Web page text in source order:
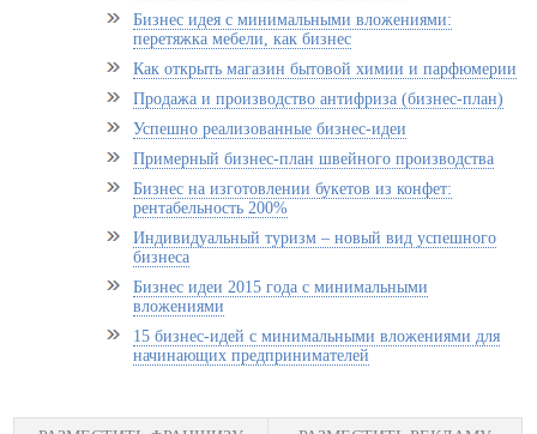
Бизнес идея с минимальными вложениями:
перетяжка мебели, как бизнес
Как открыть магазин бытовой химии и парфюмерии
Продажа и производство антифриза (бизнес-план)
Успешно реализованные бизнес-идеи
Примерный бизнес-план швейного производства
Бизнес на изготовлении букетов из конфет:
рентабельность 200%
Индивидуальный туризм – новый вид успешного
бизнеса
Бизнес идеи 2015 года с минимальными
вложениями
15 бизнес-идей с минимальными вложениями для
начинающих предпринимателей